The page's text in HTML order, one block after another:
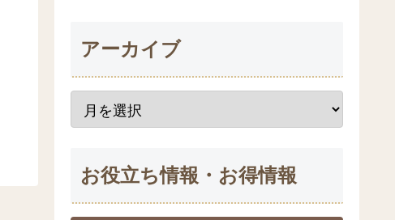
アーカイブ
お役立ち情報・お得情報